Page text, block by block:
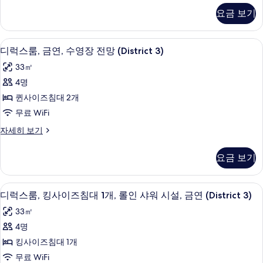
사
진
모
두
보
기
Cabana)
자
세
히
보
기
전
망
(District
3)
사
진
모
두
금
연,
시
내
전
망
3)
자
히
요금 보기
디
럭
스
룸,
금
수
장
전
망
(District
3)
사
진
오리/거위털 이불, 필로우탑 침대, 객실
6
디럭스룸, 금연, 수영장 전망 (District 3)
33㎡
4명
퀸사이즈침대 2개
무료 WiFi
자세히 보기
디
금
연,
수
영
장
전
(District
3)
요금 보기
디
럭
스
룸,
킹
오리/거위털 이불, 필로우탑 침대, 객실
8
디럭스룸, 킹사이즈침대 1개, 롤인 샤워 시설, 금연 (District 3)
33㎡
4명
킹사이즈침대 1개
무료 WiFi